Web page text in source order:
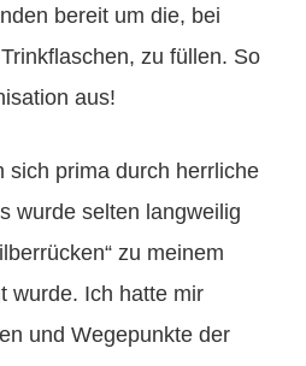
bereit um die, bei
zu füllen. So
aus!
sich prima durch herrliche
wurde selten langweilig
zu meinem
wurde. Ich hatte mir
und Wegepunkte der